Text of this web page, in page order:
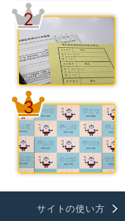
2
3
サイトの使い方